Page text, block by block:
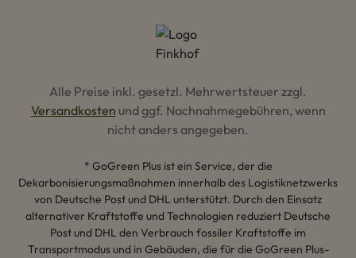
Alle Preise inkl. gesetzl. Mehrwertsteuer zzgl.
Versandkosten und ggf. Nachnahmegebühren, wenn
nicht anders angegeben.
* GoGreen Plus ist ein Service, der die
Dekarbonisierungsmaßnahmen innerhalb des Logistiknetzwerks
von Deutsche Post und DHL unterstützt. Durch den Einsatz
alternativer Kraftstoffe und Technologien reduziert Deutsche
Post und DHL den Verbrauch fossiler Kraftstoffe im
Transportmodus und in Gebäuden, die für die GoGreen Plus-